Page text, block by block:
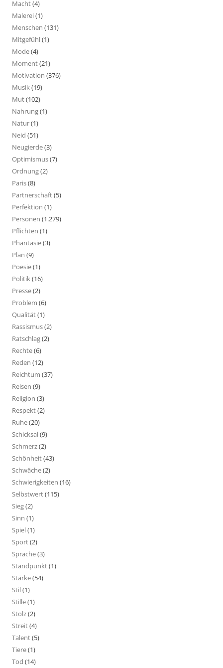
Macht(4)
Malerei(1)
Menschen (131)
Mitgefühl(1)
Mode(4)
Moment(21)
Motivation (376)
Musik(19)
Mut(102)
Nahrung(1)
Natur(1)
Neid (51)
Neugierde(3)
Optimismus(7)
Ordnung(2)
Paris(8)
Partnerschaft(5)
Perfektion (1)
Personen (1.279)
Pflichten (1)
Phantasie(3)
Plan (9)
Poesie(1)
Politik(16)
Presse(2)
Problem (6)
Qualität(1)
Rassismus(2)
Ratschlag(2)
Rechte(6)
Reden (12)
Reichtum (37)
Reisen (9)
Religion (3)
Respekt(2)
Ruhe(20)
Schicksal(9)
Schmerz(2)
Schönheit(43)
Schwäche(2)
Schwierigkeiten (16)
Selbstwert(115)
Sieg(2)
Sinn (1)
Spiel(1)
Sport(2)
Sprache(3)
Standpunkt(1)
Stärke(54)
Stil(1)
Stille(1)
Stolz(2)
Streit(4)
Talent(5)
Tiere(1)
Tod (14)